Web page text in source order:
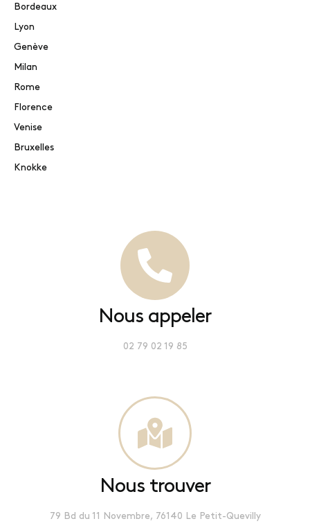
Bordeaux
Lyon
Genève
Milan
Rome
Florence
Venise
Bruxelles
Knokke
Nous appeler
02 79 02 19 85
Nous trouver
79 Bd du 11 Novembre, 76140 Le Petit-Quevilly